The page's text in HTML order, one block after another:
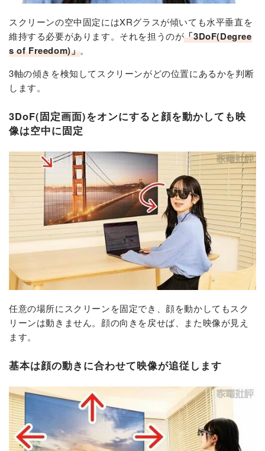
スクリーンの空中固定にはXRグラスが傾いても水平垂直を
維持する必要があります。それを担うのが「3DoF(Degree
s of Freedom)」。
3軸の傾きを検知してスクリーンがどの位置にあるかを判断
します。
3DoF(固定画面)をオンにすると顔を動かしても映
像は空中に固定
任意の場所にスクリーンを固定でき、顔を動かしてもスク
リーンは動きません。顔の向きを戻せば、また映像が見え
ます。
基本は顔の動きに合わせて映像が追従します